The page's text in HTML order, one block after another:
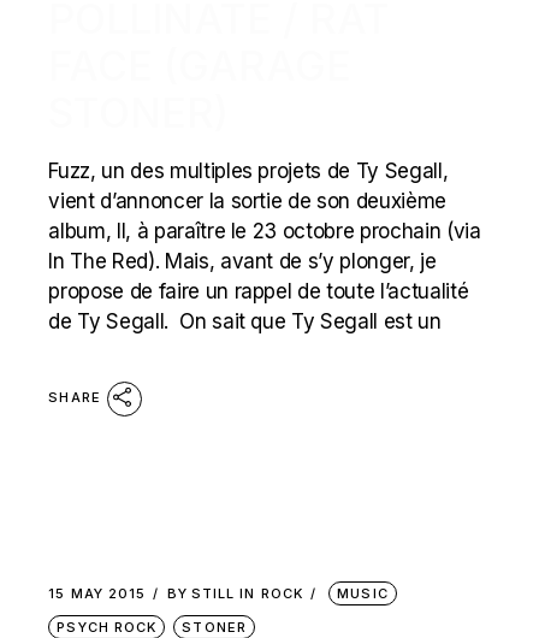
Fuzz, un des multiples projets de Ty Segall,
vient d’annoncer la sortie de son deuxième
album, II, à paraître le 23 octobre prochain (via
In The Red). Mais, avant de s’y plonger, je
propose de faire un rappel de toute l’actualité
de Ty Segall. On sait que Ty Segall est un
SHARE
15 MAY 2015 BY STILL IN ROCK
MUSIC
PSYCH ROCK
STONER